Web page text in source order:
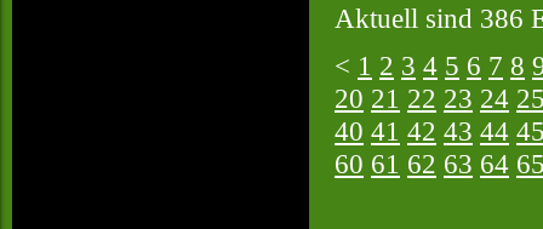
Aktuell sind 386
< 1 2 3 4 5 6 7 8
20 21 22 23 24
40 41 42 43 44
60 61 62 63 64